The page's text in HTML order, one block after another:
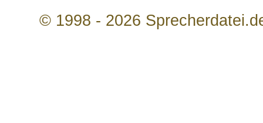
© 1998 - 2026